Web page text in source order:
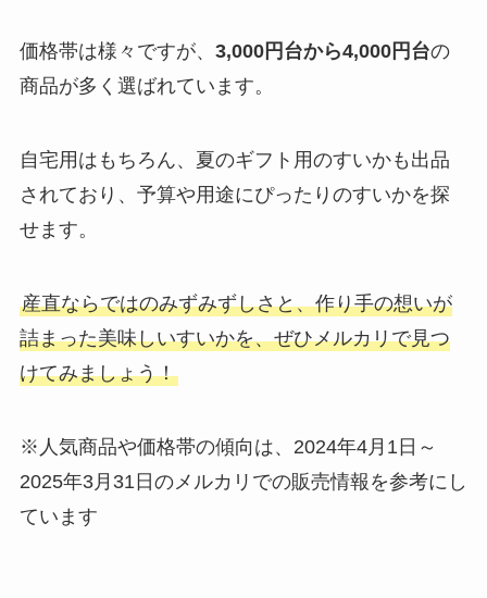
価格帯は様々ですが、 3,000円台から4,000円台の
商品が多く選ばれています。
自宅用はもちろん、夏のギフト用のすいかも出品
されており、予算や用途にぴったりのすいかを探
せます。
産直ならではのみずみずしさと、作り手の想いが
詰まった美味しいすいかを、ぜひメルカリで見つ
けてみましょう！
※人気商品や価格帯の傾向は、2024年4月1日～
2025年3月31日のメルカリでの販売情報を参考にし
ています